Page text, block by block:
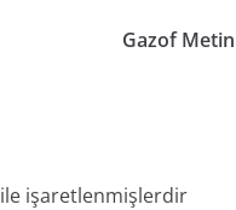
Gazof
ile işaretlenmişlerdir